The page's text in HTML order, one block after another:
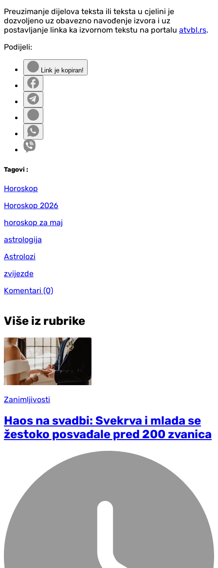
Preuzimanje dijelova teksta ili teksta u cjelini je
dozvoljeno uz obavezno navođenje izvora i uz
postavljanje linka ka izvornom tekstu na portalu atvbl.rs.
Podijeli:
Link je kopiran!
Tagovi :
Horoskop
Horoskop 2026
horoskop za maj
astrologija
Astrolozi
zvijezde
Komentari (0)
Više iz rubrike
Zanimljivosti
Haos na svadbi: Svekrva i mlada se
žestoko posvađale pred 200 zvanica